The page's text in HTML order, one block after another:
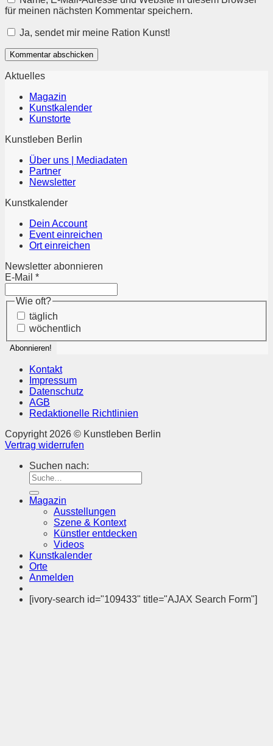
für meinen nächsten Kommentar speichern.
Ja, sendet mir meine Ration Kunst!
Aktuelles
Magazin
Kunstkalender
Kunstorte
Kunstleben Berlin
Über uns | Mediadaten
Partner
Newsletter
Kunstkalender
Dein Account
Event einreichen
Ort einreichen
Newsletter abonnieren
E-Mail *
Wie oft?
täglich
wöchentlich
Kontakt
Impressum
Datenschutz
AGB
Redaktionelle Richtlinien
Copyright 2026 © Kunstleben Berlin
Vertrag widerrufen
Suchen nach:
Magazin
Ausstellungen
Szene & Kontext
Künstler entdecken
Videos
Kunstkalender
Orte
Anmelden
[ivory-search id="109433" title="AJAX Search Form"]